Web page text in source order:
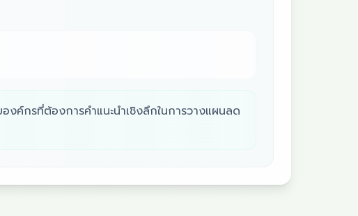
งค์กรที่ต้องการคำแนะนำเชิงลึกในการวางแผนลด